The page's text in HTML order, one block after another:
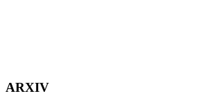
ARXIV